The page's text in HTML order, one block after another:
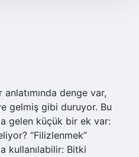
anlatımında denge var,
gelmiş gibi duruyor. Bu
gelen küçük bir ek var:
“Filizlenmek”
kullanılabilir: Bitki